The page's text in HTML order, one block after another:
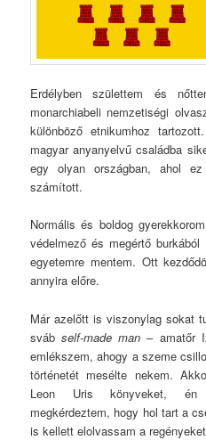
Erdélyben születtem és
monarchiabeli nemzetiségi
különböző etnikumhoz
magyar anyanyelvű családba
egy olyan országban, ahol
számított.
Normális és boldog
védelmező és megértő
egyetemre mentem. Ott
annyira előre.
Már azelőtt is viszonylag sokat
svábself-made man – amatőr
emlékszem, ahogy a szeme
történetét mesélte nekem.
Leon Uris könyveket, én
megkérdeztem, hogy hol tart a
is kellett elolvassam a